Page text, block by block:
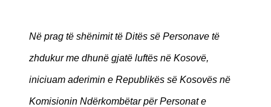
Në prag të shënimit të Ditës së Personave të
zhdukur me dhunë gjatë luftës në Kosovë,
iniciuam aderimin e Republikës së Kosovës në
Komisionin Ndërkombëtar për Personat e